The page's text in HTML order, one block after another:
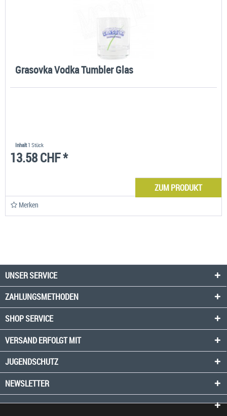
Grasovka Vodka Tumbler Glas
Inhalt1 Stück
13.58 CHF *
ZUM PRODUKT
Merken
UNSER SERVICE
ZAHLUNGSMETHODEN
SHOP SERVICE
VERSAND ERFOLGT MIT
JUGENDSCHUTZ
NEWSLETTER